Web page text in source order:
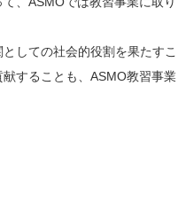
しての社会的役割を果たすこ
することも、ASMO教習事業